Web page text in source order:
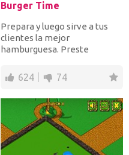
Burger Time
Prepara y luego sirve a tus
clientes la mejor
hamburguesa. Preste
rápido...
624 74